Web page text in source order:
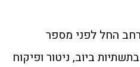
החל לפני מספר
ביוב, ניטור ופיקוח